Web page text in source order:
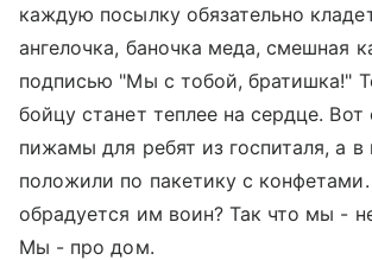
каждую посылку обязательно
ангелочка, баночка меда, смешная
подписью "Мы с тобой, братишка!"
бойцу станет теплее на сердце.
пижамы для ребят из госпиталя, а
положили по пакетику с
обрадуется им воин? Так что мы -
Мы - про дом.